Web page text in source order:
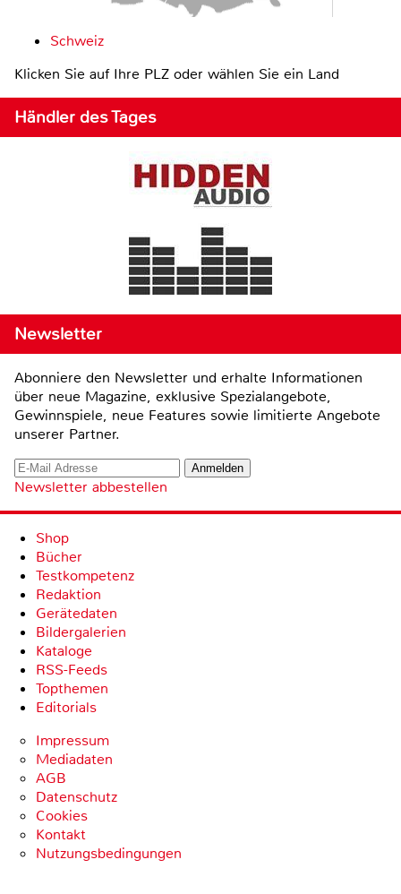
Schweiz
Klicken Sie auf Ihre PLZ oder wählen Sie ein Land
Händler des Tages
Newsletter
Abonniere den Newsletter und erhalte Informationen
über neue Magazine, exklusive Spezialangebote,
Gewinnspiele, neue Features sowie limitierte Angebote
unserer Partner.
Newsletter abbestellen
Shop
Bücher
Testkompetenz
Redaktion
Gerätedaten
Bildergalerien
Kataloge
RSS-Feeds
Topthemen
Editorials
Impressum
Mediadaten
AGB
Datenschutz
Cookies
Kontakt
Nutzungsbedingungen